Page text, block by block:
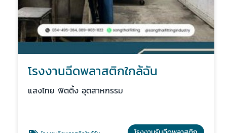
โรงงานฉีดพลาสติกใกล้ฉัน
แสงไทย ฟิตติ้ง อุตสาหกรรม